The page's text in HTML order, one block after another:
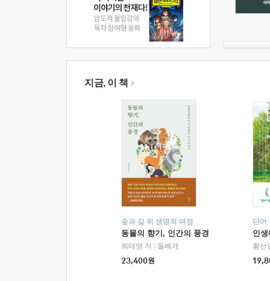
지금, 이 책
숲과 길 위 생명의 여정
동물의 향기, 인간의 풍경
최태영 저
돌베개
23,400원
단어
인
황선